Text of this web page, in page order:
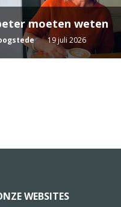
moeten weten
19 juli 2026
WEBSITES